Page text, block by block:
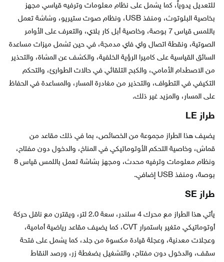
للتعديل يدوياً، كما يشمل على نظام معلومات وترفيه قياسي مجهز
بخاصية البلوتوث، ومنفذ USB، ونظام صوت ستيريو، وشاشة تعمل
باللمس قياس 7 بوصة، وخاصية أبل كار بلاي، والتعرف على الأوامر
الصوتية، ونقطة اتصال واي فاي مدمجة، في حين تشمل ميزات مساعدة
السائق القياسية على كاميرا الرؤية الخلفية، والكشف عن المشاة، والتحذير
من الاصطدام الأمامي، والكبح التلقائي في حالات الطوارئ، والتحكم
التكيفي في التطواف، والتحذير من مغادرة المسار، والمساعدة في الحفاظ
على المسار، والمزيد غير ذلك.
طراز LE
يضيف هذا الطراز مجموعة من الخصائص، بما في ذلك مقاعد من
قماش، وخاصية التحكم الأوتوماتيكي في المناخ، والدخول دون مفتاح،
ونظام معلومات وترفيه محدث، ومجهز بشاشة تعمل باللمس قياس 8
بوصة، ومنفذ USB إضافي.
طراز SE
يأتي هذا الطراز مع محرك 4 سلندر، سعة 2.0 لتر، ويقترن مع ناقل حركة
أوتوماتيكي متغير باستمرار CVT، كما يضيف مقاعد رياضية أمامية،
وعجلات معدنية، وعجلة قيادة مكسوة من جلد، كما يشمل على فتحة
سقف، والدخول دون مفتاح، والتشغيل بضغطة زر، ورصد النقاط